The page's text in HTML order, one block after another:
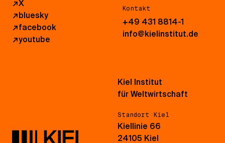
↗X
↗bluesky
↗facebook
↗youtube
Kontakt
+49 431 8814-1
info@kielinstitut.de
Kiel Institut
für Weltwirtschaft
Standort Kiel
Kiellinie 66
24105 Kiel